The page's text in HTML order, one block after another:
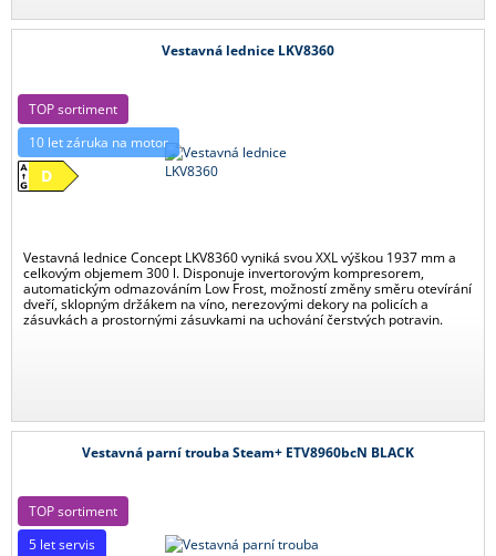
Vestavná lednice LKV8360
Vestavná lednice Concept LKV8360 vyniká svou XXL výškou 1937 mm a
celkovým objemem 300 l. Disponuje invertorovým kompresorem,
automatickým odmazováním Low Frost, možností změny směru otevírání
dveří, sklopným držákem na víno, nerezovými dekory na policích a
zásuvkách a prostornými zásuvkami na uchování čerstvých potravin.
TOP sortiment
10 let záruka na motor
D
Vestavná parní trouba Steam+ ETV8960bcN BLACK
TOP sortiment
5 let servis